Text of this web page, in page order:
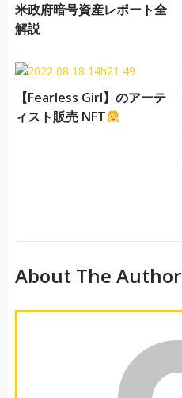
米政府暗号資産レポート全
解説
【Fearless Girl】のアーテ
ィスト販売 NFT
About The Author